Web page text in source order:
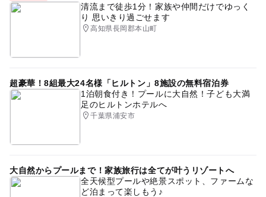
清流まで徒歩1分！家族や仲間だけでゆっく
り 思いきり過ごせます
高知県長岡郡本山町
超豪華！8組最大24名様「ヒルトン」8施設の無料宿泊券
1泊朝食付き！プールに大自然！子ども大満
足のヒルトンホテルへ
千葉県浦安市
大自然からプールまで！家族旅行は全てが叶うリゾートへ
全天候型プールや絶景スポット、ファームな
ど泊まって楽しもう♪